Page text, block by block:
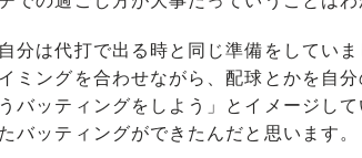
分は代打で出る時と同じ準備をしてい
ミングを合わせながら、配球とかを自
バッティングをしよう」とイメージし
バッティングができたんだと思います。